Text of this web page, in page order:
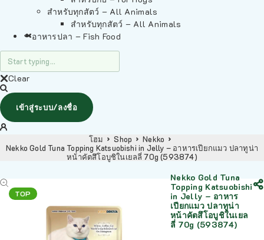
สำหรับทุกสัตว์ – All Animals
สำหรับทุกสัตว์ – All Animals
อาหารปลา – Fish Food
Clear
เข้าสู่ระบบ/ลงชื่อ
โฮม Shop
Nekko
Nekko Gold Tuna Topping Katsuobishi in Jelly – อาหารเปียกแมว ปลาทูน่า
หน้าคัตสึโอบูชิในเยลลี่ 70g (593874)
TOP
Nekko Gold Tuna
Topping Katsuobishi
in Jelly – อาหาร
เปียกแมว ปลาทูน่า
หน้าคัตสึโอบูชิในเยล
ลี่ 70g (593874)